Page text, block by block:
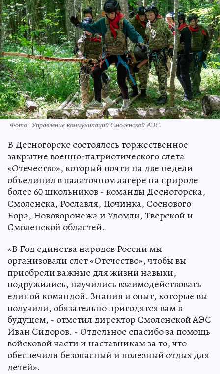
Фото: Управление коммуникаций Смоленской АЭС.
В Десногорске состоялось торжественное
закрытие военно-патриотического слета
«Отечество», который почти на две недели
объединил в палаточном лагере на природе
более 60 школьников - команды Десногорска,
Смоленска, Рославля, Починка, Соснового
Бора, Нововоронежа и Удомли, Тверской и
Смоленской областей.
«В Год единства народов России мы
организовали слет «Отечество», чтобы вы
приобрели важные для жизни навыки,
подружились, научились взаимодействовать
единой командой. Знания и опыт, которые вы
получили, обязательно пригодятся вам в
будущем, - отметил директор Смоленской АЭС
Иван Сидоров. - Отдельное спасибо за помощь
войсковой части и наставникам за то, что
обеспечили безопасный и полезный отдых для
детей».